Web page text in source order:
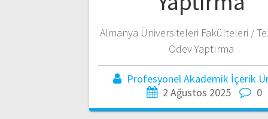
Almanya Üniversiteleri Fakülteleri /
Ödev Yaptırma
Profesyonel Akademik İçerik
2 Ağustos 2025
0